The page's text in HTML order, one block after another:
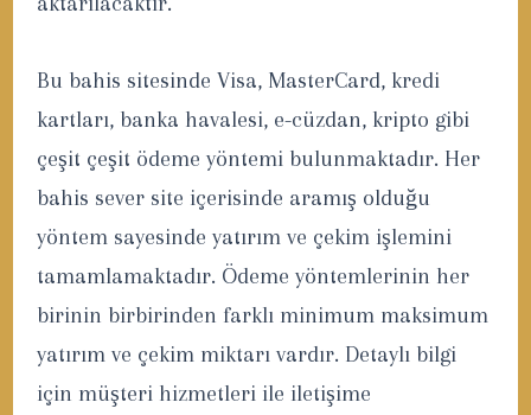
Bu bahis sitesinde Visa, MasterCard, kredi
kartları, banka havalesi, e-cüzdan, kripto gibi
çeşit çeşit ödeme yöntemi bulunmaktadır. Her
bahis sever site içerisinde aramış olduğu
yöntem sayesinde yatırım ve çekim işlemini
tamamlamaktadır. Ödeme yöntemlerinin her
birinin birbirinden farklı minimum maksimum
yatırım ve çekim miktarı vardır. Detaylı bilgi
için müşteri hizmetleri ile iletişime